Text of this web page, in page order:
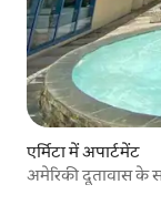
एर्मिटा में अपार्टमेंट
अमेरिकी दूतावास के